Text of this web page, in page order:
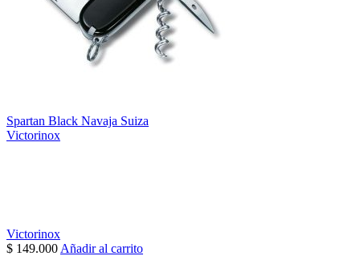
Spartan Black Navaja Suiza
Victorinox
Victorinox
$ 149.000 Añadir al carrito